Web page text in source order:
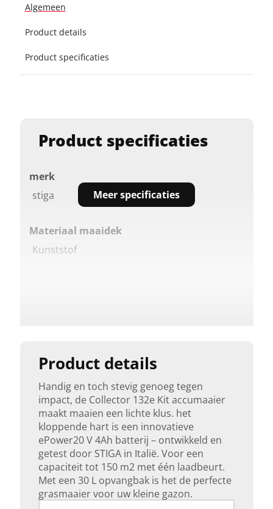
Product details
Handig en toch stevig genoeg tegen
impact, de Collector 132e Kit accumaaier
maakt maaien een lichte klus. het
kloppende hart is een innovatieve
ePower20 V 4Ah batterij – ontwikkeld en
getest door STIGA in Italië. Voor een
capaciteit tot 150 m2 met één laadbeurt.
Met een 30 L opvangbak is het de perfecte
grasmaaier voor uw kleine gazon.
Product specificaties
merk
stiga
Materiaal maaidek
Kunststof
30
Rij-aandrijving
Nee
Meer specificaties
Algemeen
Product details
Product specificaties